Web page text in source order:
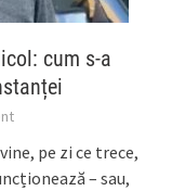
cum s-a
pe zi ce trece,
– sau,